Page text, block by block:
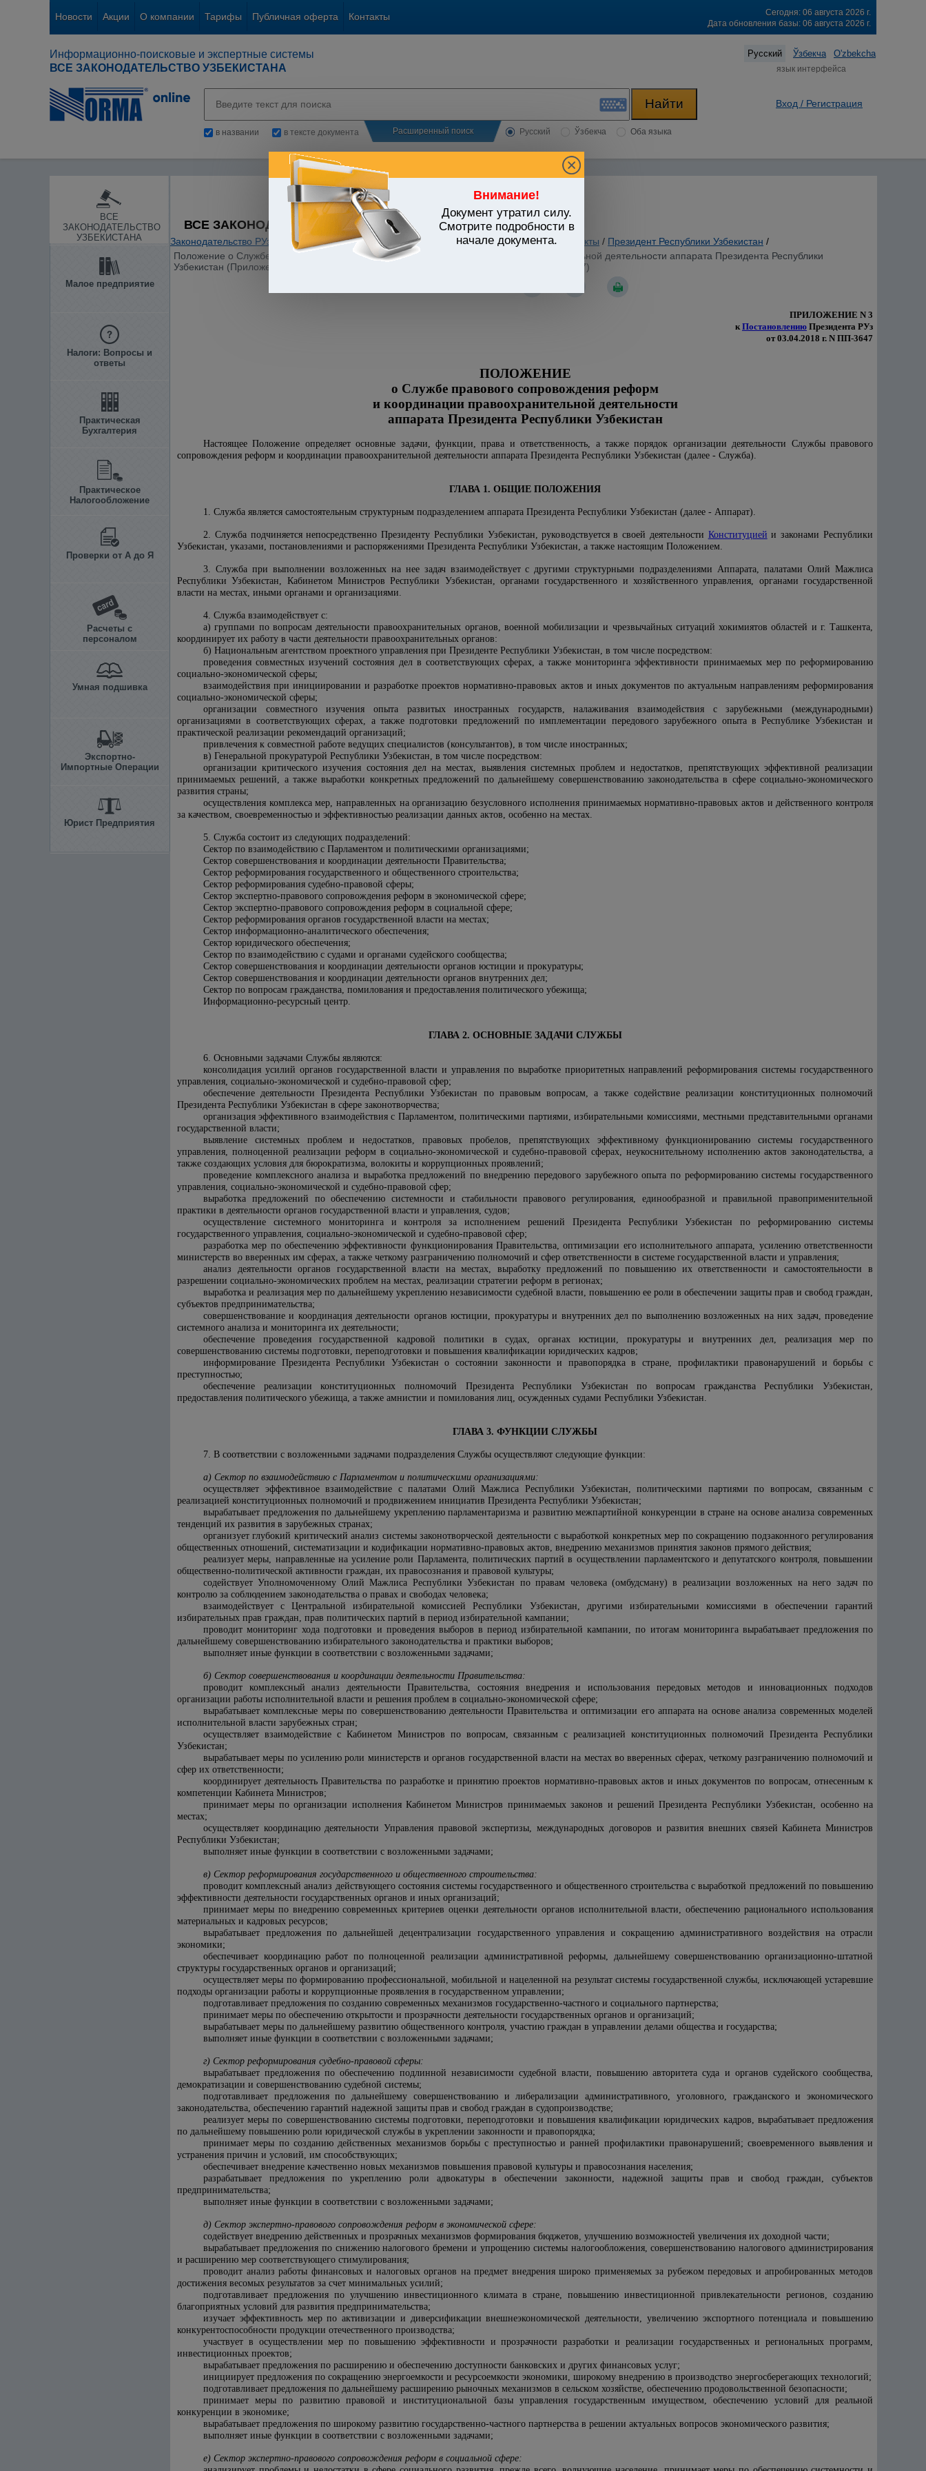
Новости Акции О компании Тарифы Публичная оферта Контакты
Сегодня: 06 августа 2026 г.
Дата обновления базы: 06 августа 2026 г.
Информационно-поисковые и экспертные системы
ВСЕ ЗАКОНОДАТЕЛЬСТВО УЗБЕКИСТАНА
Русский Ўзбекча O'zbekcha
язык интерфейса
в названии в тексте документа Расширенный поиск Русский Ўзбекча Оба языка
Вход / Регистрация
ВСЕ
ЗАКОНОДАТЕЛЬСТВО
УЗБЕКИСТАНА
Малое предприятие
Налоги: Вопросы и
ответы
Практическая
Бухгалтерия
Практическое
Налогообложение
Проверки от А до Я
Расчеты с
персоналом
Умная подшивка
Экспортно-
Импортные Операции
Юрист Предприятия
Внимание!
Документ утратил силу.
Смотрите подробности в
начале документа.
ВСЕ ЗАКОНОДАТЕЛЬСТВО УЗБЕКИСТАНА
Законодательство РУз Основы государственно-правового устройства / Утратившие силу акты / Президент Республики Узбекистан /
Положение о Службе правового сопровождения реформ и координации правоохранительной деятельности аппарата Президента Республики
Узбекистан (Приложение N 3 к Постановлению Президента РУз от 03.04.2018 г. N ПП-3647)
ПРИЛОЖЕНИЕ N 3
кПостановлению Президента РУз
от 03.04.2018 г. N ПП-3647
ПОЛОЖЕНИЕ
о Службе правового сопровождения реформ
и координации правоохранительной деятельности
аппарата Президента Республики Узбекистан
Настоящее Положение определяет основные задачи, функции, права и ответственность, а также порядок организации деятельности Службы правового
сопровождения реформ и координации правоохранительной деятельности аппарата Президента Республики Узбекистан (далее - Служба).
ГЛАВА 1. ОБЩИЕ ПОЛОЖЕНИЯ
1. Служба является самостоятельным структурным подразделением аппарата Президента Республики Узбекистан (далее - Аппарат).
2. Служба подчиняется непосредственно Президенту Республики Узбекистан, руководствуется в своей деятельности Конституцией и законами Республики
Узбекистан, указами, постановлениями и распоряжениями Президента Республики Узбекистан, а также настоящим Положением.
3. Служба при выполнении возложенных на нее задач взаимодействует с другими структурными подразделениями Аппарата, палатами Олий Мажлиса
Республики Узбекистан, Кабинетом Министров Республики Узбекистан, органами государственного и хозяйственного управления, органами государственной
власти на местах, иными органами и организациями.
4. Служба взаимодействует с:
а) группами по вопросам деятельности правоохранительных органов, военной мобилизации и чрезвычайных ситуаций хокимиятов областей и г. Ташкента,
координирует их работу в части деятельности правоохранительных органов:
б) Национальным агентством проектного управления при Президенте Республики Узбекистан, в том числе посредством:
проведения совместных изучений состояния дел в соответствующих сферах, а также мониторинга эффективности принимаемых мер по реформированию
социально-экономической сферы;
взаимодействия при инициировании и разработке проектов нормативно-правовых актов и иных документов по актуальным направлениям реформирования
социально-экономической сферы;
организации совместного изучения опыта развитых иностранных государств, налаживания взаимодействия с зарубежными (международными)
организациями в соответствующих сферах, а также подготовки предложений по имплементации передового зарубежного опыта в Республике Узбекистан и
практической реализации рекомендаций организаций;
привлечения к совместной работе ведущих специалистов (консультантов), в том числе иностранных;
в) Генеральной прокуратурой Республики Узбекистан, в том числе посредством:
организации критического изучения состояния дел на местах, выявления системных проблем и недостатков, препятствующих эффективной реализации
принимаемых решений, а также выработки конкретных предложений по дальнейшему совершенствованию законодательства в сфере социально-экономического
развития страны;
осуществления комплекса мер, направленных на организацию безусловного исполнения принимаемых нормативно-правовых актов и действенного контроля
за качеством, своевременностью и эффективностью реализации данных актов, особенно на местах.
5. Служба состоит из следующих подразделений:
Сектор по взаимодействию с Парламентом и политическими организациями;
Сектор совершенствования и координации деятельности Правительства;
Сектор реформирования государственного и общественного строительства;
Сектор реформирования судебно-правовой сферы;
Сектор экспертно-правового сопровождения реформ в экономической сфере;
Сектор экспертно-правового сопровождения реформ в социальной сфере;
Сектор реформирования органов государственной власти на местах;
Сектор информационно-аналитического обеспечения;
Сектор юридического обеспечения;
Сектор по взаимодействию с судами и органами судейского сообщества;
Сектор совершенствования и координации деятельности органов юстиции и прокуратуры;
Сектор совершенствования и координации деятельности органов внутренних дел;
Сектор по вопросам гражданства, помилования и предоставления политического убежища;
Информационно-ресурсный центр.
ГЛАВА 2. ОСНОВНЫЕ ЗАДАЧИ СЛУЖБЫ
6. Основными задачами Службы являются:
консолидация усилий органов государственной власти и управления по выработке приоритетных направлений реформирования системы государственного
управления, социально-экономической и судебно-правовой сфер;
обеспечение деятельности Президента Республики Узбекистан по правовым вопросам, а также содействие реализации конституционных полномочий
Президента Республики Узбекистан в сфере законотворчества;
организация эффективного взаимодействия с Парламентом, политическими партиями, избирательными комиссиями, местными представительными органами
государственной власти;
выявление системных проблем и недостатков, правовых пробелов, препятствующих эффективному функционированию системы государственного
управления, полноценной реализации реформ в социально-экономической и судебно-правовой сферах, неукоснительному исполнению актов законодательства, а
также создающих условия для бюрократизма, волокиты и коррупционных проявлений;
проведение комплексного анализа и выработка предложений по внедрению передового зарубежного опыта по реформированию системы государственного
управления, социально-экономической и судебно-правовой сфер;
выработка предложений по обеспечению системности и стабильности правового регулирования, единообразной и правильной правоприменительной
практики в деятельности органов государственной власти и управления, судов;
осуществление системного мониторинга и контроля за исполнением решений Президента Республики Узбекистан по реформированию системы
государственного управления, социально-экономической и судебно-правовой сфер;
разработка мер по обеспечению эффективности функционирования Правительства, оптимизации его исполнительного аппарата, усилению ответственности
министерств во вверенных им сферах, а также четкому разграничению полномочий и сфер ответственности в системе государственной власти и управления;
анализ деятельности органов государственной власти на местах, выработку предложений по повышению их ответственности и самостоятельности в
разрешении социально-экономических проблем на местах, реализации стратегии реформ в регионах;
выработка и реализация мер по дальнейшему укреплению независимости судебной власти, повышению ее роли в обеспечении защиты прав и свобод граждан,
субъектов предпринимательства;
совершенствование и координация деятельности органов юстиции, прокуратуры и внутренних дел по выполнению возложенных на них задач, проведение
системного анализа и мониторинга их деятельности;
обеспечение проведения государственной кадровой политики в судах, органах юстиции, прокуратуры и внутренних дел, реализация мер по
совершенствованию системы подготовки, переподготовки и повышения квалификации юридических кадров;
информирование Президента Республики Узбекистан о состоянии законности и правопорядка в стране, профилактики правонарушений и борьбы с
преступностью;
обеспечение реализации конституционных полномочий Президента Республики Узбекистан по вопросам гражданства Республики Узбекистан,
предоставления политического убежища, а также амнистии и помилования лиц, осужденных судами Республики Узбекистан.
ГЛАВА 3. ФУНКЦИИ СЛУЖБЫ
7. В соответствии с возложенными задачами подразделения Службы осуществляют следующие функции:
а) Сектор по взаимодействию с Парламентом и политическими организациями:
осуществляет эффективное взаимодействие с палатами Олий Мажлиса Республики Узбекистан, политическими партиями по вопросам, связанным с
реализацией конституционных полномочий и продвижением инициатив Президента Республики Узбекистан;
вырабатывает предложения по дальнейшему укреплению парламентаризма и развитию межпартийной конкуренции в стране на основе анализа современных
тенденций их развития в зарубежных странах;
организует глубокий критический анализ системы законотворческой деятельности с выработкой конкретных мер по сокращению подзаконного регулирования
общественных отношений, систематизации и кодификации нормативно-правовых актов, внедрению механизмов принятия законов прямого действия;
реализует меры, направленные на усиление роли Парламента, политических партий в осуществлении парламентского и депутатского контроля, повышении
общественно-политической активности граждан, их правосознания и правовой культуры;
содействует Уполномоченному Олий Мажлиса Республики Узбекистан по правам человека (омбудсману) в реализации возложенных на него задач по
контролю за соблюдением законодательства о правах и свободах человека;
взаимодействует с Центральной избирательной комиссией Республики Узбекистан, другими избирательными комиссиями в обеспечении гарантий
избирательных прав граждан, прав политических партий в период избирательной кампании;
проводит мониторинг хода подготовки и проведения выборов в период избирательной кампании, по итогам мониторинга вырабатывает предложения по
дальнейшему совершенствованию избирательного законодательства и практики выборов;
выполняет иные функции в соответствии с возложенными задачами;
б) Сектор совершенствования и координации деятельности Правительства:
проводит комплексный анализ деятельности Правительства, состояния внедрения и использования передовых методов и инновационных подходов
организации работы исполнительной власти и решения проблем в социально-экономической сфере;
вырабатывает комплексные меры по совершенствованию деятельности Правительства и оптимизации его аппарата на основе анализа современных моделей
исполнительной власти зарубежных стран;
осуществляет взаимодействие с Кабинетом Министров по вопросам, связанным с реализацией конституционных полномочий Президента Республики
Узбекистан;
вырабатывает меры по усилению роли министерств и органов государственной власти на местах во вверенных сферах, четкому разграничению полномочий и
сфер их ответственности;
координирует деятельность Правительства по разработке и принятию проектов нормативно-правовых актов и иных документов по вопросам, отнесенным к
компетенции Кабинета Министров;
принимает меры по организации исполнения Кабинетом Министров принимаемых законов и решений Президента Республики Узбекистан, особенно на
местах;
осуществляет координацию деятельности Управления правовой экспертизы, международных договоров и развития внешних связей Кабинета Министров
Республики Узбекистан;
выполняет иные функции в соответствии с возложенными задачами;
в) Сектор реформирования государственного и общественного строительства:
проводит комплексный анализ действующего состояния системы государственного и общественного строительства с выработкой предложений по повышению
эффективности деятельности государственных органов и иных организаций;
принимает меры по внедрению современных критериев оценки деятельности органов исполнительной власти, обеспечению рационального использования
материальных и кадровых ресурсов;
вырабатывает предложения по дальнейшей децентрализации государственного управления и сокращению административного воздействия на отрасли
экономики;
обеспечивает координацию работ по полноценной реализации административной реформы, дальнейшему совершенствованию организационно-штатной
структуры государственных органов и организаций;
осуществляет меры по формированию профессиональной, мобильной и нацеленной на результат системы государственной службы, исключающей устаревшие
подходы организации работы и коррупционные проявления в государственном управлении;
подготавливает предложения по созданию современных механизмов государственно-частного и социального партнерства;
принимает меры по обеспечению открытости и прозрачности деятельности государственных органов и организаций;
вырабатывает меры по дальнейшему развитию общественного контроля, участию граждан в управлении делами общества и государства;
выполняет иные функции в соответствии с возложенными задачами;
г) Сектор реформирования судебно-правовой сферы:
вырабатывает предложения по обеспечению подлинной независимости судебной власти, повышению авторитета суда и органов судейского сообщества,
демократизации и совершенствованию судебной системы;
подготавливает предложения по дальнейшему совершенствованию и либерализации административного, уголовного, гражданского и экономического
законодательства, обеспечению гарантий надежной защиты прав и свобод граждан в судопроизводстве;
реализует меры по совершенствованию системы подготовки, переподготовки и повышения квалификации юридических кадров, вырабатывает предложения
по дальнейшему повышению роли юридической службы в укреплении законности и правопорядка;
принимает меры по созданию действенных механизмов борьбы с преступностью и ранней профилактики правонарушений; своевременного выявления и
устранения причин и условий, им способствующих;
обеспечивает внедрение качественно новых механизмов повышения правовой культуры и правосознания населения;
разрабатывает предложения по укреплению роли адвокатуры в обеспечении законности, надежной защиты прав и свобод граждан, субъектов
предпринимательства;
выполняет иные функции в соответствии с возложенными задачами;
д) Сектор экспертно-правового сопровождения реформ в экономической сфере:
содействует внедрению действенных и прозрачных механизмов формирования бюджетов, улучшению возможностей увеличения их доходной части;
вырабатывает предложения по снижению налогового бремени и упрощению системы налогообложения, совершенствованию налогового администрирования
и расширению мер соответствующего стимулирования;
проводит анализ работы финансовых и налоговых органов на предмет внедрения широко применяемых за рубежом передовых и апробированных методов
достижения весомых результатов за счет минимальных усилий;
подготавливает предложения по улучшению инвестиционного климата в стране, повышению инвестиционной привлекательности регионов, созданию
благоприятных условий для развития предпринимательства;
изучает эффективность мер по активизации и диверсификации внешнеэкономической деятельности, увеличению экспортного потенциала и повышению
конкурентоспособности продукции отечественного производства;
участвует в осуществлении мер по повышению эффективности и прозрачности разработки и реализации государственных и региональных программ,
инвестиционных проектов;
вырабатывает предложения по расширению и обеспечению доступности банковских и других финансовых услуг;
инициирует предложения по сокращению энергоемкости и ресурсоемкости экономики, широкому внедрению в производство энергосберегающих технологий;
подготавливает предложения по дальнейшему расширению рыночных механизмов в сельском хозяйстве, обеспечению продовольственной безопасности;
принимает меры по развитию правовой и институциональной базы управления государственным имуществом, обеспечению условий для реальной
конкуренции в экономике;
вырабатывает предложения по широкому развитию государственно-частного партнерства в решении актуальных вопросов экономического развития;
выполняет иные функции в соответствии с возложенными задачами;
е) Сектор экспертно-правового сопровождения реформ в социальной сфере: